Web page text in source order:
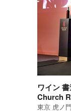
ワイン
Church
東京 虎ノ